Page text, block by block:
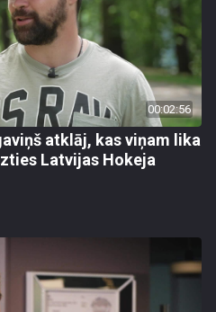
00:02:56
atklāj, kas viņam lika
Latvijas Hokeja